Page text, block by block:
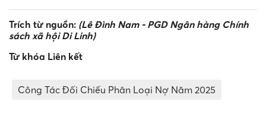
Trích từ nguồn: (Lê Đình Nam - PGD Ngân hàng Chính
sách xã hội Di Linh)
Từ khóa Liên kết
Công Tác Đối Chiếu Phân Loại Nợ Năm 2025